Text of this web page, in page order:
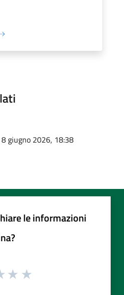
8 giugno 2026, 18:38
le informazioni